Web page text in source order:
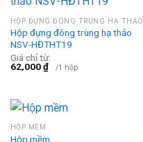
HỘP ĐỰNG ĐÔNG TRÙNG HẠ THẢO
Hộp đựng đông trùng hạ thảo
NSV-HĐTHT19
Giá chỉ từ:
62,000₫ /1 hộp
HỘP MỀM
Hộp mềm